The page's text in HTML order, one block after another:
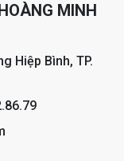
MINH
Hiệp Bình, TP.